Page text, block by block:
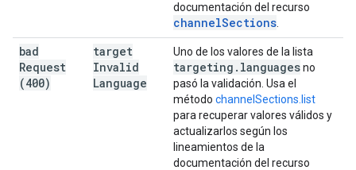
documentación del recurso
channelSections
bad
Request
(400)
target
Invalid
Language
Uno de los valores de la lista
targeting . languagesno
pasó la validación. Usa el
método channelSections.list
para recuperar valores válidos y
actualizarlos según los
lineamientos de la
documentación del recurso